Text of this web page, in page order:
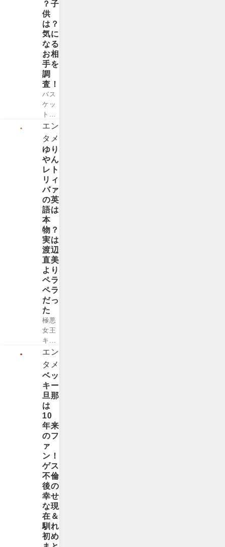
辛す
ぎる
その
理由
を調
査し
てみ
まし
ょ
う。
きゅ
っぽ
んち
ゃん
ねる
の破
局理
由は
3つ
htt...
しょ
う
か。
そん
な清
原亜
希さ
んは
一度
離婚
をし
てお
り、
元プ
ロ野
球選
手の
清原
和博
さん
が元
旦那
にな
りま
す。
現
在、
清原
亜希
さん
に再
婚の
噂
や、
清原
亜希
さん
と復
縁の
噂が
出て
いる
よう
です
が、.
..
ケイ
ジさ
ん。
ハリ
ウッ
ドの
大ス
ター
が日
本人
女性
と結
婚し
たこ
とも
驚き
です
が、
お相
手の
シバ
タリ
コさ
んと
はな
んと
31歳
差と
いう
年齢
差を
乗り
越え
ての
結婚
とい
うこ
と
で、
世界
的な
話題
にな
りま
した
ね！
シバ
タリ
コさ
んが
5人
目の
妻で
あ
？子
供
は？
気に
なる
お相
手を
調
査！
バス
ケッ
トボ
ール
選手
とし
て
NBA
にも
挑戦
し、
現在
は日
本の
「B
リー
グ」
に出
場し
てい
る
「富
樫勇
樹」
選
手。
日本
代表
にも
選ば
れて
お
り、
バス
ケ イ
ケメ
ン選
手と
して
一度
は見
たこ
とが
ある
人も
エン
タメ
ゆり
やん
レト
リィ
バァ
の英
語は
本
物？
実は
渡辺
直美
より
ペラ
ペラ
だっ
た
極悪
女王
キャ
スト
とし
ても
活躍
して
い
る、
お笑
いタ
レン
ト・
ゆり
やん
レト
リィ
バァ
さ
ん。
女性
ピン
エン
タメ
ベッ
キー
旦那
は
10
年来
のフ
ァ
ン！
ゲス
不倫
後の
幸せ
な現
在＆
馴れ
初め